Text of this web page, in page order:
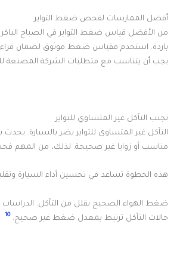
أفضل الممارسات لفحص ضغط التواير
من الأفضل قياس ضغط التواير في الصباح الباكر
باردة. استخدم مقياس ضغط موثوق لضمان
يجب أن يتناسب مع متطلبات الشركة المصنعة
تجنب التآكل غير المتساوي للتواير
التآكل غير المتساوي للتواير يضر بالسيارة.
مناسب أو زوايا غير صحيحة. لذلك، من المهم فحص
هذه الخطوة تساعد في تحسين أداء السيارة
حالات التآكل ترتبط بمعدل ضغط غير صحيح. 10